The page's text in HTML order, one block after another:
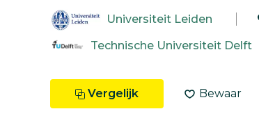
Universiteit Leiden
Technische Universiteit Delft
Vergelijk Bewaar